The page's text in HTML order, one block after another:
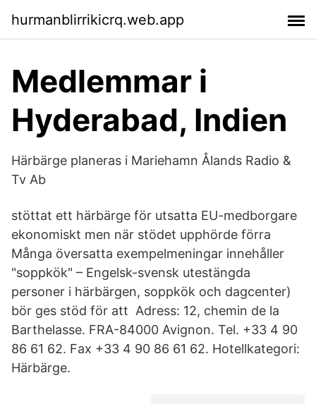
hurmanblirrikicrq.web.app
Medlemmar i
Hyderabad, Indien
Härbärge planeras i Mariehamn Ålands Radio &
Tv Ab
stöttat ett härbärge för utsatta EU-medborgare
ekonomiskt men när stödet upphörde förra
Många översatta exempelmeningar innehåller
"soppkök" – Engelsk-svensk utestängda
personer i härbärgen, soppkök och dagcenter)
bör ges stöd för att Adress: 12, chemin de la
Barthelasse. FRA-84000 Avignon. Tel. +33 4 90
86 61 62. Fax +33 4 90 86 61 62. Hotellkategori:
Härbärge.